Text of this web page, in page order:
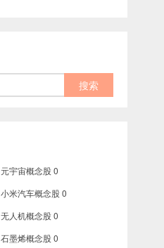
元宇宙概念股0
小米汽车概念股0
无人机概念股0
石墨烯概念股0